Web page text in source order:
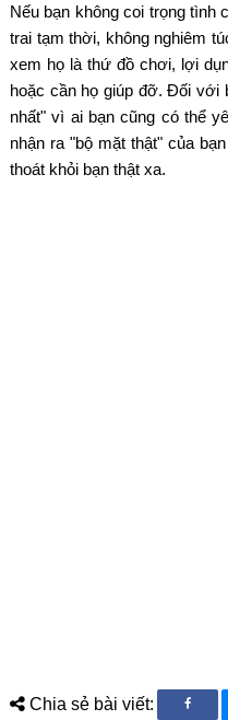
Nếu bạn không coi trọng tình
trai tạm thời, không nghiêm
xem họ là thứ đồ chơi, lợi
hoặc cần họ giúp đỡ. Đối với
nhất" vì ai bạn cũng có thể
nhận ra "bộ mặt thật" của
thoát khỏi bạn thật xa.
Chia sẻ bài viết: